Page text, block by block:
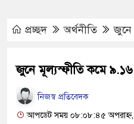
প্রচ্ছদ অর্থনীতি জুনে
জুনে মূল্যস্ফীতি কমে
নিজস্ব প্রতিবেদক
আপডেট সময় ০৮:০৮:৪৫